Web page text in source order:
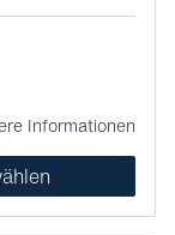
Informationen